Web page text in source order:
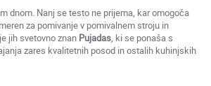
dnom. Nanj se testo ne prijema, kar omogoča
za pomivanje v pomivalnem stroju in
jih svetovno znan Pujadas, ki se ponaša s
zares kvalitetnih posod in ostalih kuhinjskih